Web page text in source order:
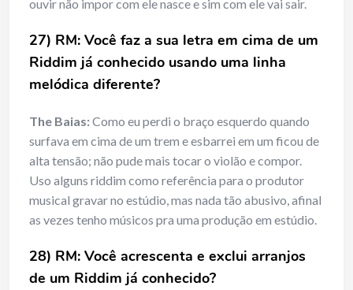
ouvir não impor com ele nasce e sim com ele vai sair.
27) RM: Você faz a sua letra em cima de um
Riddim já conhecido usando uma linha
melódica diferente?
The Baias:Como eu perdi o braço esquerdo quando
surfava em cima de um trem e esbarrei em um ficou de
alta tensão; não pude mais tocar o violão e compor.
Uso alguns riddim como referência para o produtor
musical gravar no estúdio, mas nada tão abusivo, afinal
as vezes tenho músicos pra uma produção em estúdio.
28) RM: Você acrescenta e exclui arranjos
de um Riddim já conhecido?